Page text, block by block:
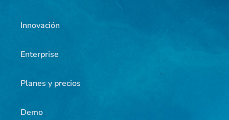
Innovación
Enterprise
Planes y precios
Demo